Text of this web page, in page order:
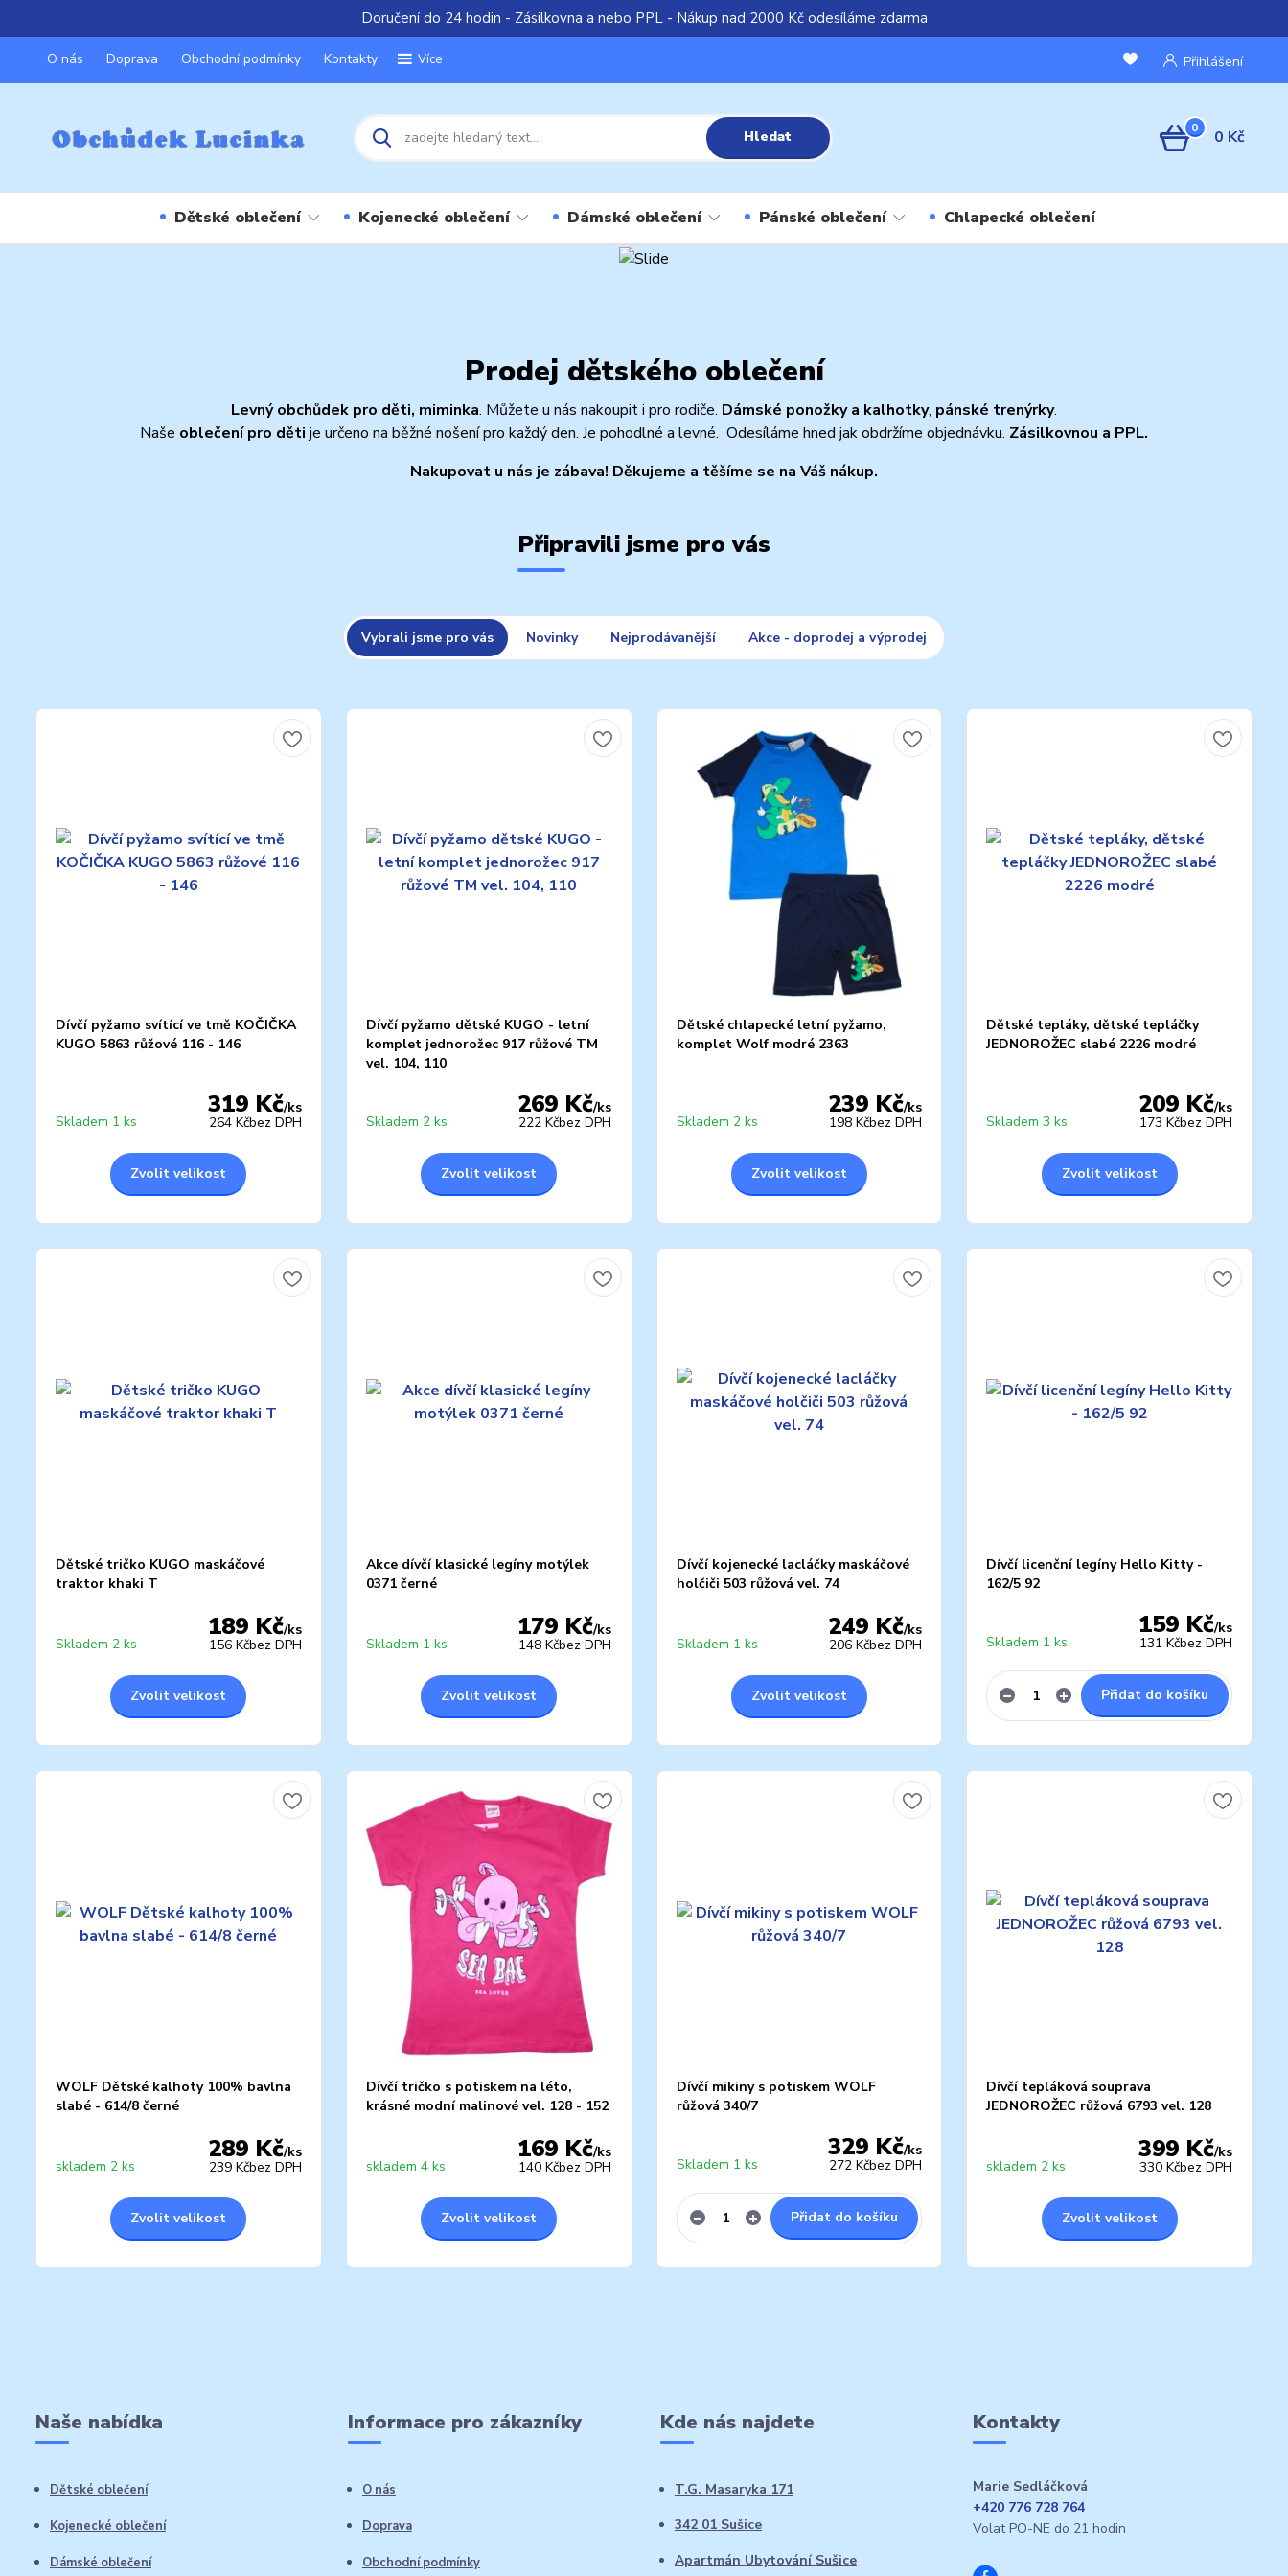
Doručení do 24 hodin - Zásilkovna a nebo PPL - Nákup nad 2000 Kč odesíláme zdarma
O nás Doprava Obchodní podmínky Kontakty Více Přihlášení
Hledat 0 0 Kč
Dětské oblečení Kojenecké oblečení Dámské oblečení Pánské oblečení Chlapecké oblečení
Prodej dětského oblečení
Levný obchůdek pro děti, miminka. Můžete u nás nakoupit i pro rodiče. Dámské ponožky a kalhotky, pánské trenýrky.
Naše oblečení pro děti je určeno na běžné nošení pro každý den. Je pohodlné a levné. Odesíláme hned jak obdržíme objednávku. Zásilkovnou a PPL.
Nakupovat u nás je zábava! Děkujeme a těšíme se na Váš nákup.
Připravili jsme pro vás
Vybrali jsme pro vás Novinky Nejprodávanější Akce - doprodej a výprodej
Dívčí pyžamo svítící ve tmě KOČIČKA
KUGO 5863 růžové 116 - 146
319 Kč/ks
264 Kčbez DPH
Skladem 1 ks
Zvolit velikost
Dívčí pyžamo dětské KUGO - letní
komplet jednorožec 917 růžové TM
vel. 104, 110
269 Kč/ks
222 Kčbez DPH
Skladem 2 ks
Zvolit velikost
Dětské chlapecké letní pyžamo,
komplet Wolf modré 2363
239 Kč/ks
198 Kčbez DPH
Skladem 2 ks
Zvolit velikost
Dětské tepláky, dětské tepláčky
JEDNOROŽEC slabé 2226 modré
209 Kč/ks
173 Kčbez DPH
Skladem 3 ks
Zvolit velikost
Dětské tričko KUGO maskáčové
traktor khaki T
189 Kč/ks
156 Kčbez DPH
Skladem 2 ks
Zvolit velikost
Akce dívčí klasické legíny motýlek
0371 černé
179 Kč/ks
148 Kčbez DPH
Skladem 1 ks
Zvolit velikost
Dívčí kojenecké lacláčky maskáčové
holčiči 503 růžová vel. 74
249 Kč/ks
206 Kčbez DPH
Skladem 1 ks
Zvolit velikost
Dívčí licenční legíny Hello Kitty -
162/5 92
159 Kč/ks
131 Kčbez DPH
Skladem 1 ks
Přidat do košíku
WOLF Dětské kalhoty 100% bavlna
slabé - 614/8 černé
289 Kč/ks
239 Kčbez DPH
skladem 2 ks
Zvolit velikost
Dívčí tričko s potiskem na léto,
krásné modní malinové vel. 128 - 152
169 Kč/ks
140 Kčbez DPH
skladem 4 ks
Zvolit velikost
Dívčí mikiny s potiskem WOLF
růžová 340/7
329 Kč/ks
272 Kčbez DPH
Skladem 1 ks
Přidat do košíku
Dívčí tepláková souprava
JEDNOROŽEC růžová 6793 vel. 128
399 Kč/ks
330 Kčbez DPH
skladem 2 ks
Zvolit velikost
Naše nabídka
Dětské oblečení
Kojenecké oblečení
Dámské oblečení
Informace pro zákazníky
O nás
Doprava
Obchodní podmínky
Kde nás najdete
T.G. Masaryka 171
342 01 Sušice
Apartmán Ubytování Sušice
Kontakty
Marie Sedláčková
+420 776 728 764
Volat PO-NE do 21 hodin